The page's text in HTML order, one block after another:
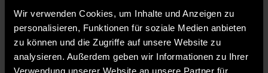
Wir verwenden Cookies, um Inhalte und Anzeigen zu
personalisieren, Funktionen für soziale Medien anbieten
zu können und die Zugriffe auf unsere Website zu
analysieren. Außerdem geben wir Informationen zu Ihrer
Verwendung unserer Website an unsere Partner für
Susanne Krebs wurde 2017 als Professorin für
Design an die Technischen Hochschule in
Deggendorf berufen und ist seit 2011 ist
Geschäftsführerin der Agentur für